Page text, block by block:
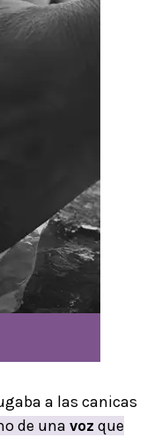
a las canicas
de una voz que